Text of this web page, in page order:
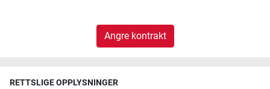
Angre kontrakt
RETTSLIGE OPPLYSNINGER